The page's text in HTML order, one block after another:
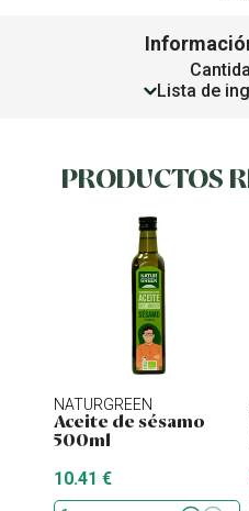
Lista de
PRODUCTOS
NATURGREEN
Aceite de sésamo
500ml
10.41 €